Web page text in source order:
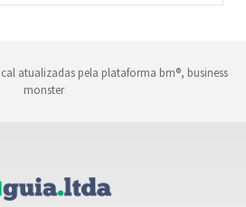
atualizadas pela plataforma bm®, business
monster